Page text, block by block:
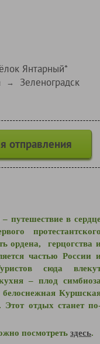
Янтарный*
→ Зеленоградск
отправления
путешествие в
ордена, герцогства
частью России
сюда
– плод
отдых станет
посмотреть здесь.